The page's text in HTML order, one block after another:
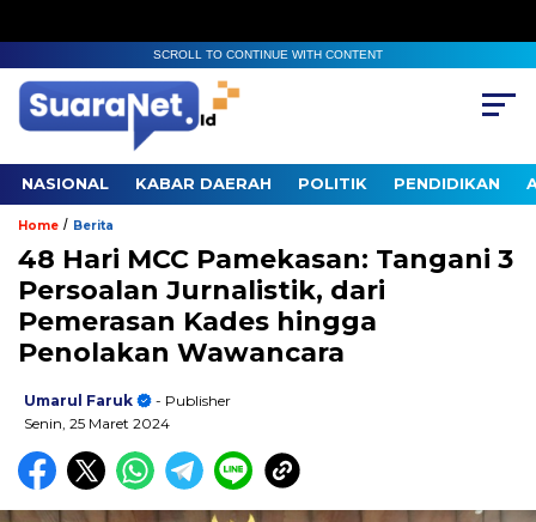
SCROLL TO CONTINUE WITH CONTENT
NASIONAL KABAR DAERAH POLITIK PENDIDIKAN
Home / Berita
48 Hari MCC Pamekasan: Tangani 3
Persoalan Jurnalistik, dari
Pemerasan Kades hingga
Penolakan Wawancara
Umarul Faruk
- Publisher
Senin, 25 Maret 2024